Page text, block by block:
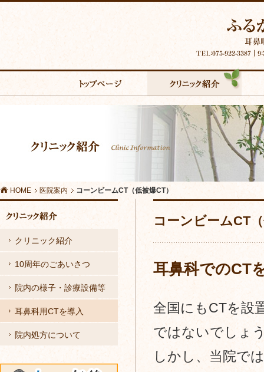
ン
ン
ツ
へ
の
リ
ン
ク
ビ
ー
CT）
｜
ふ
HOME 医院案内 コーンビームCT（低被爆CT）
コーンビームCT
耳鼻科でのCT
全国にもCTを設
ではないでしょ
しかし、当院で
クリニック紹介
10周年のごあいさつ
院内の様子・診療設備等
耳鼻科用CTを導入
院内処方について